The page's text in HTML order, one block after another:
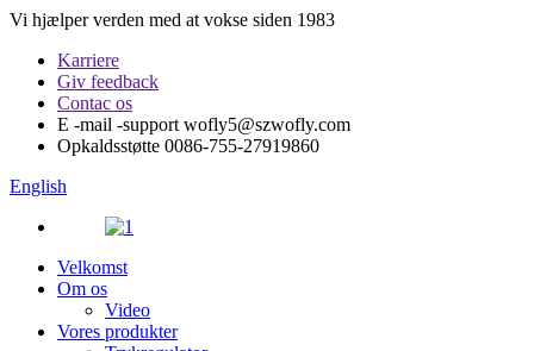
Vi hjælper verden med at vokse siden 1983
Karriere
Giv feedback
Contac os
E -mail -support wofly5@szwofly.com
Opkaldsstøtte 0086-755-27919860
English
Velkomst
Om os
Video
Vores produkter